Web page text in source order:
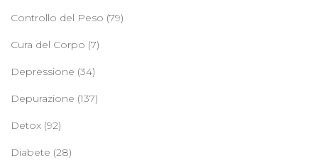
Controllo del Peso (79)
Cura del Corpo (7)
Depressione (34)
Depurazione (137)
Detox (92)
Diabete (28)